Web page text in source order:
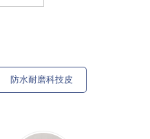
防水耐磨科技皮